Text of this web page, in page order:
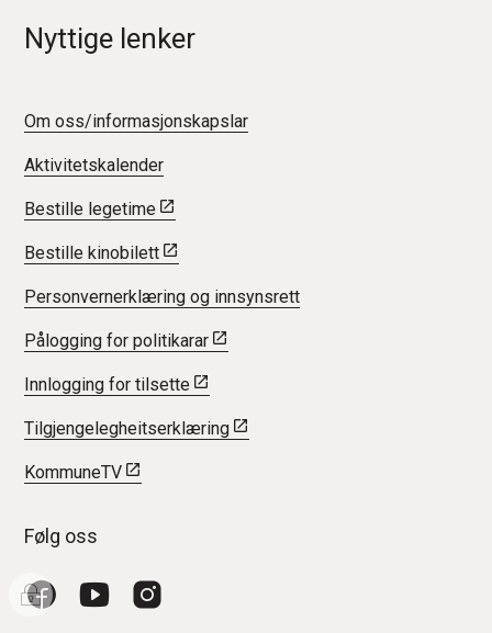
Nyttige lenker
Om oss/informasjonskapslar
Aktivitetskalender
Bestille legetime
Bestille kinobilett
Personvernerklæring og innsynsrett
Pålogging for politikarar
Innlogging for tilsette
Tilgjengelegheitserklæring
KommuneTV
Følg oss
FacebookYouTube
I